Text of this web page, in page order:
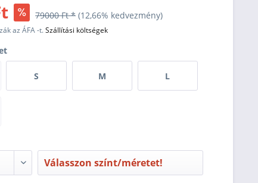
79000 Ft * (12,66% kedvezmény)
az ÁFA -t.Szállítási költségek
S M L
Válasszon színt/méretet!